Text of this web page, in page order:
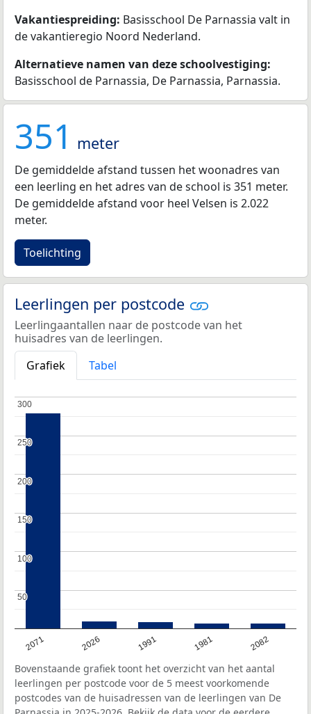
Vakantiespreiding: Basisschool De Parnassia valt in
de vakantieregio Noord Nederland.
Alternatieve namen van deze schoolvestiging:
Basisschool de Parnassia, De Parnassia, Parnassia.
351 meter
De gemiddelde afstand tussen het woonadres van
een leerling en het adres van de school is 351 meter.
De gemiddelde afstand voor heel Velsen is 2.022
meter.
Toelichting
Leerlingen per postcode
Leerlingaantallen naar de postcode van het
huisadres van de leerlingen.
Grafiek
Tabel
2071 2026 1991 1981 2082
50
50
100
100
150
150
200
200
250
250
300
300
Bovenstaande grafiek toont het overzicht van het aantal
leerlingen per postcode voor de 5 meest voorkomende
postcodes van de huisadressen van de leerlingen van De